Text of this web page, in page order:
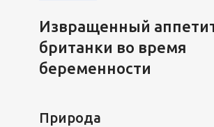
Извращенный
британки во время
беременности
Природа